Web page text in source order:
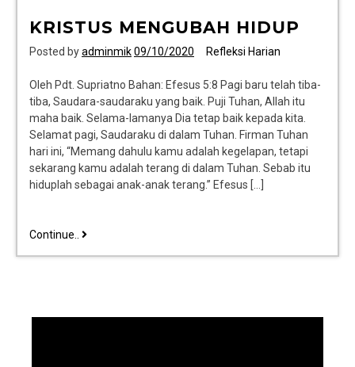
KRISTUS MENGUBAH HIDUP
Posted byadminmik09/10/2020 Refleksi Harian
Oleh Pdt. Supriatno Bahan: Efesus 5:8 Pagi baru telah tiba-
tiba, Saudara-saudaraku yang baik. Puji Tuhan, Allah itu
maha baik. Selama-lamanya Dia tetap baik kepada kita.
Selamat pagi, Saudaraku di dalam Tuhan. Firman Tuhan
hari ini, “Memang dahulu kamu adalah kegelapan, tetapi
sekarang kamu adalah terang di dalam Tuhan. Sebab itu
hiduplah sebagai anak-anak terang.” Efesus […]
Continue..